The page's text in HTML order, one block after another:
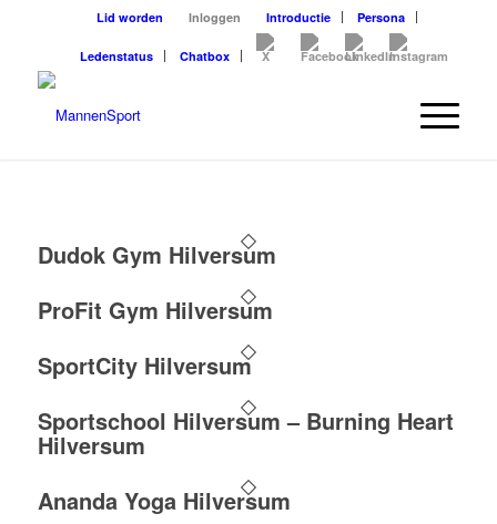
Lid worden Inloggen Introductie Persona
Ledenstatus Chatbox
Dudok Gym Hilversum
ProFit Gym Hilversum
SportCity Hilversum
Sportschool Hilversum – Burning Heart
Hilversum
Ananda Yoga Hilversum